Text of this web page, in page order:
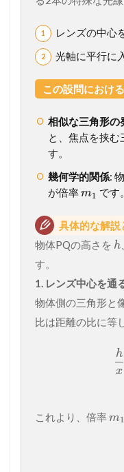
レンズの中心
光軸に平行に
この設問におけ
相似な三角形の
と、焦点を挟む
す。
幾何学的関係:
が倍率m1 です。
具体的な解説
物体PQの高さを h
す。
1. レンズ中心を通
物体側の三角形と
比は距離の比に等
h
x
これより、倍率 m1